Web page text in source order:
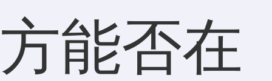
方能否在